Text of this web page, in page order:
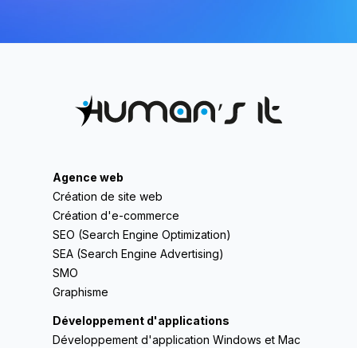
Agence web
Création de site web
Création d'e-commerce
SEO (Search Engine Optimization)
SEA (Search Engine Advertising)
SMO
Graphisme
Développement d'applications
Développement d'application Windows et Mac